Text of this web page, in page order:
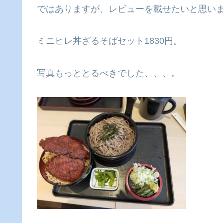
ではありますが、レビューを載せたいと思い
ミニヒレ丼ざるそばセット1830円。
写真もっととるべきでした、、、。